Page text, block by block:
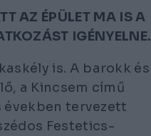
AZ ÉPÜLET MA IS A
IGÉNYELNE.
is. A barokk és
a Kincsem című
években tervezett
Festetics-